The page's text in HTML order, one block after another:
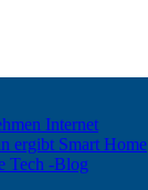
Internet
ergibt Smart Home
Tech -Blog